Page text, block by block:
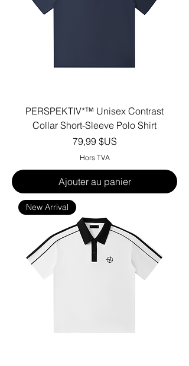
PERSPEKTIV*™️ Unisex Contrast
Collar Short-Sleeve Polo Shirt
Prix
79,99 $US
Hors TVA
Ajouter au panier
New Arrival